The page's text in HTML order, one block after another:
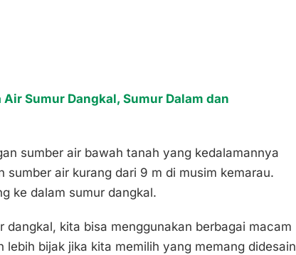
Air Sumur Dangkal, Sumur Dalam dan
sumber air bawah tanah yang kedalamannya
sumber air kurang dari 9 m di musim kemarau.
ke dalam sumur dangkal.
dangkal, kita bisa menggunakan berbagai macam
lebih bijak jika kita memilih yang memang didesain